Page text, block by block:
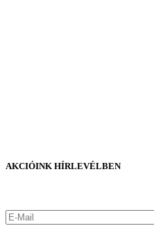
AKCIÓINK HÍRLEVÉLBEN